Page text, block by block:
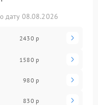
дату 08.08.2026
2430 р
1580 р
980 р
830 р